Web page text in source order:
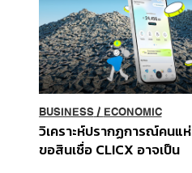
BUSINESS/ ECONOMIC
วิเคราะห์ปรากฏการณ์คนแห่
ขอสินเชื่อ CLICX อาจเป็น